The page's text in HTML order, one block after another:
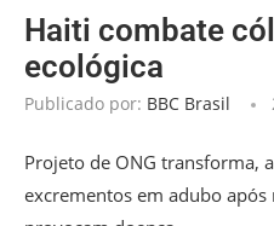
Haiti combate
ecológica
Publicado por: BBC Brasil
Projeto de ONG transforma,
excrementos em adubo